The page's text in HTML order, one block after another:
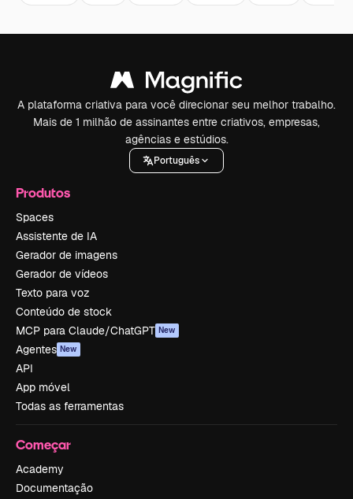
A plataforma criativa para você direcionar seu melhor trabalho.
Mais de 1 milhão de assinantes entre criativos, empresas,
agências e estúdios.
Português
Produtos
Spaces
Assistente de IA
Gerador de imagens
Gerador de vídeos
Texto para voz
Conteúdo de stock
MCP para Claude/ChatGPT New
Agentes New
API
App móvel
Todas as ferramentas
Começar
Academy
Documentação